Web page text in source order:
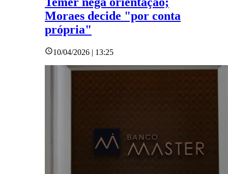
Moraes decide "por conta
própria"
10/04/2026 | 13:25